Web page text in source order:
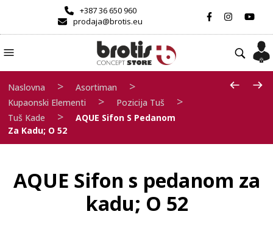
+387 36 650 960
prodaja@brotis.eu
Naslovna > Asortiman >
Kupaonski Elementi > Pozicija Tuš >
Tuš Kade >
AQUE Sifon S Pedanom
Za Kadu; O 52
AQUE Sifon s pedanom za
kadu; O 52